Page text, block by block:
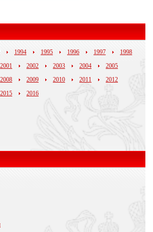
1994 1995 1996 1997
1998
2001 2002 2003 2004
2005
2008 2009 2010 2011
2012
2015 2016